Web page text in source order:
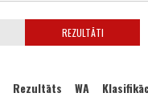
REZULTĀTI
Rezultāts WA